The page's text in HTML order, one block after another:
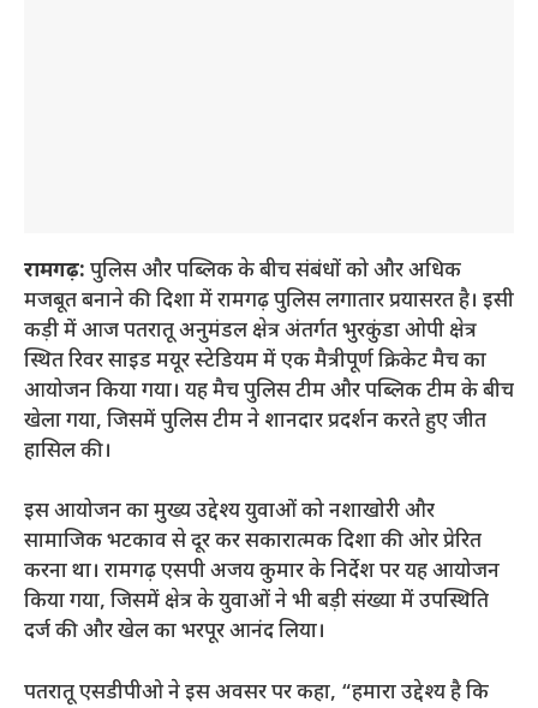
रामगढ़: पुलिस और पब्लिक के बीच संबंधों को और अधिक
मजबूत बनाने की दिशा में रामगढ़ पुलिस लगातार प्रयासरत है। इसी
कड़ी में आज पतरातू अनुमंडल क्षेत्र अंतर्गत भुरकुंडा ओपी क्षेत्र
स्थित रिवर साइड मयूर स्टेडियम में एक मैत्रीपूर्ण क्रिकेट मैच का
आयोजन किया गया। यह मैच पुलिस टीम और पब्लिक टीम के बीच
खेला गया, जिसमें पुलिस टीम ने शानदार प्रदर्शन करते हुए जीत
हासिल की।
इस आयोजन का मुख्य उद्देश्य युवाओं को नशाखोरी और
सामाजिक भटकाव से दूर कर सकारात्मक दिशा की ओर प्रेरित
करना था। रामगढ़ एसपी अजय कुमार के निर्देश पर यह आयोजन
किया गया, जिसमें क्षेत्र के युवाओं ने भी बड़ी संख्या में उपस्थिति
दर्ज की और खेल का भरपूर आनंद लिया।
पतरातू एसडीपीओ ने इस अवसर पर कहा, “हमारा उद्देश्य है कि